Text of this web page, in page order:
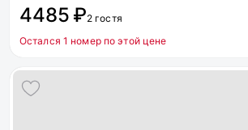
4485 ₽2 гостя
Остался 1 номер по этой цене